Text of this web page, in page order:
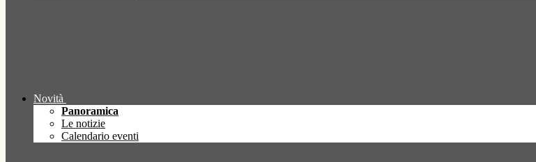
Novità
Panoramica
Le notizie
Calendario eventi